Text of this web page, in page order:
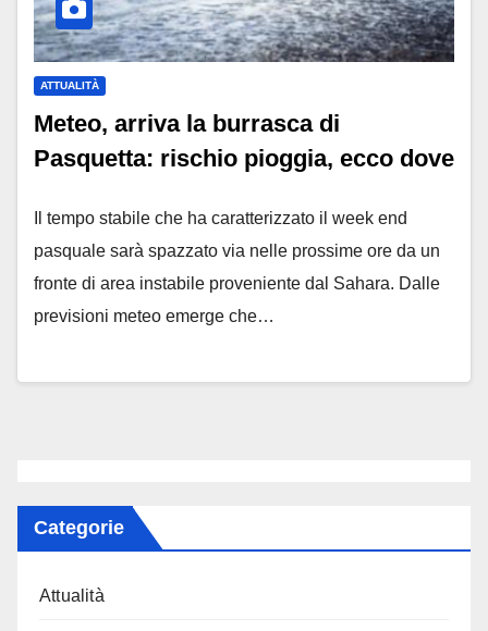
ATTUALITÀ
Meteo, arriva la burrasca di
Pasquetta: rischio pioggia, ecco dove
Il tempo stabile che ha caratterizzato il week end
pasquale sarà spazzato via nelle prossime ore da un
fronte di area instabile proveniente dal Sahara. Dalle
previsioni meteo emerge che…
Categorie
Attualità